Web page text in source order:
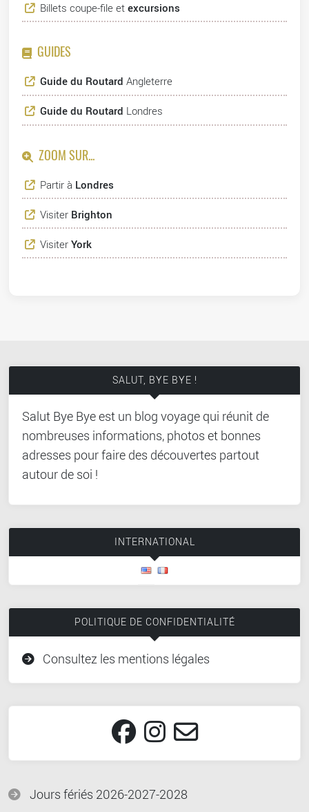
Billets coupe-file etexcursions
GUIDES
Guide du Routard Angleterre
Guide du Routard Londres
ZOOM SUR...
Partir à Londres
Visiter Brighton
VisiterYork
SALUT, BYE BYE !
Salut Bye Bye est un blog voyage qui réunit de
nombreuses informations, photos et bonnes
adresses pour faire des découvertes partout
autour de soi !
INTERNATIONAL
POLITIQUE DE CONFIDENTIALITÉ
Consultez les mentions légales
Jours fériés 2026-2027-2028